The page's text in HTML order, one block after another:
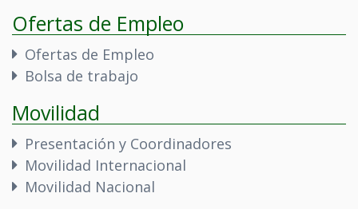
Ofertas de Empleo
Ofertas de Empleo
Bolsa de trabajo
Movilidad
Presentación y Coordinadores
Movilidad Internacional
Movilidad Nacional